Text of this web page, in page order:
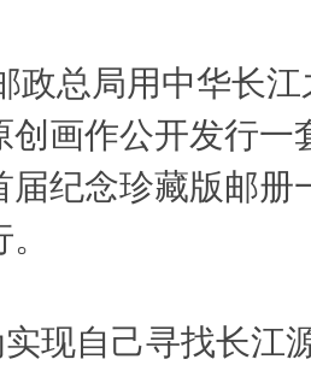
政总局用中华长
创画作公开发行一
届纪念珍藏版邮册
现自己寻找长江